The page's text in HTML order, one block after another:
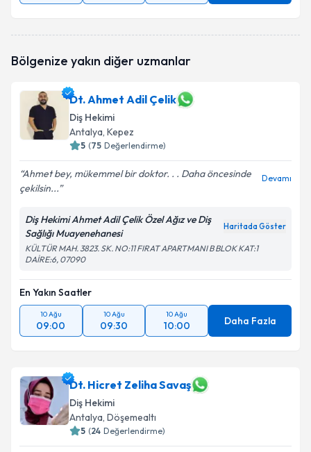
Bölgenize yakın diğer uzmanlar
Dt. Ahmet Adil Çelik
Diş Hekimi
Antalya, Kepez
5 (75 Değerlendirme)
Ahmet bey, mükemmel bir doktor. . . Daha öncesinde
çekilsin...
Devamı
Diş Hekimi Ahmet Adil Çelik Özel Ağız ve Diş
Sağlığı Muayenehanesi
Haritada Göster
KÜLTÜR MAH. 3823. SK. NO:11 FIRAT APARTMANI B BLOK KAT:1
DAİRE:6, 07090
En Yakın Saatler
10 Ağu
09:00
10 Ağu
09:30
10 Ağu
10:00 Daha Fazla
Dt. Hicret Zeliha Savaş
Diş Hekimi
Antalya, Döşemealtı
5 (24 Değerlendirme)